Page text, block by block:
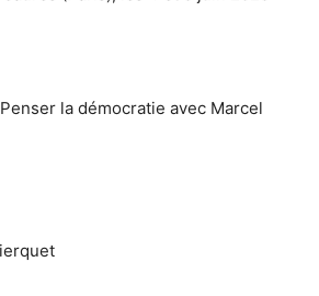
la démocratie avec Marcel